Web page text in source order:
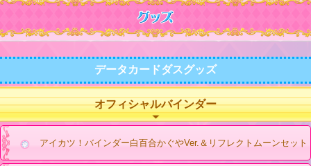
データカードダスグッズ
オフィシャルバインダー
アイカツ！バインダー白百合かぐやVer.＆リフレクトムーンセット